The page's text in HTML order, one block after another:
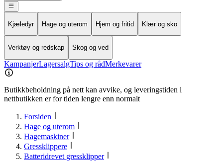
Kjæledyr Hage og uterom Hjem og fritid Klær og sko
Verktøy og redskap Skog og ved
KampanjerLagersalgTips og rådMerkevarer
Butikkbeholdning på nett kan avvike, og leveringstiden i
nettbutikken er for tiden lengre enn normalt
Forsiden
Hage og uterom
Hagemaskiner
Gressklippere
Batteridrevet gressklipper